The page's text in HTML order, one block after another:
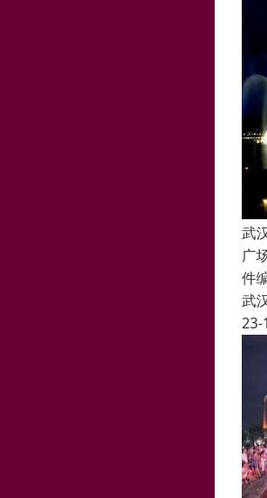
武
广
件
武
23-